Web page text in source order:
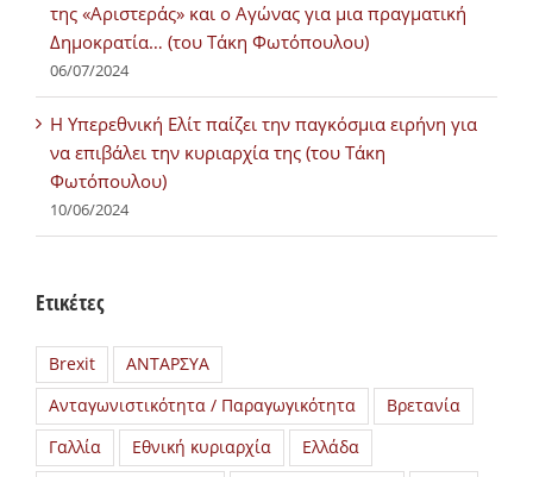
της «Αριστεράς» και ο Αγώνας για μια πραγματική
Δημοκρατία… (του Τάκη Φωτόπουλου)
06/07/2024
H Υπερεθνική Ελίτ παίζει την παγκόσμια ειρήνη για
να επιβάλει την κυριαρχία της (του Τάκη
Φωτόπουλου)
10/06/2024
Ετικέτες
Brexit
ΑΝΤΑΡΣΥΑ
Ανταγωνιστικότητα / Παραγωγικότητα
Βρετανία
Γαλλία
Εθνική κυριαρχία
Ελλάδα